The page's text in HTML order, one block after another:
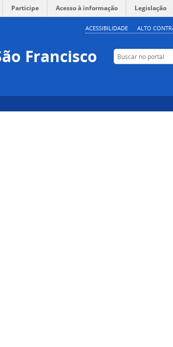
Participe Acesso à informação Legislação
ACESSIBILIDADE ALTO
Francisco Buscar no portal